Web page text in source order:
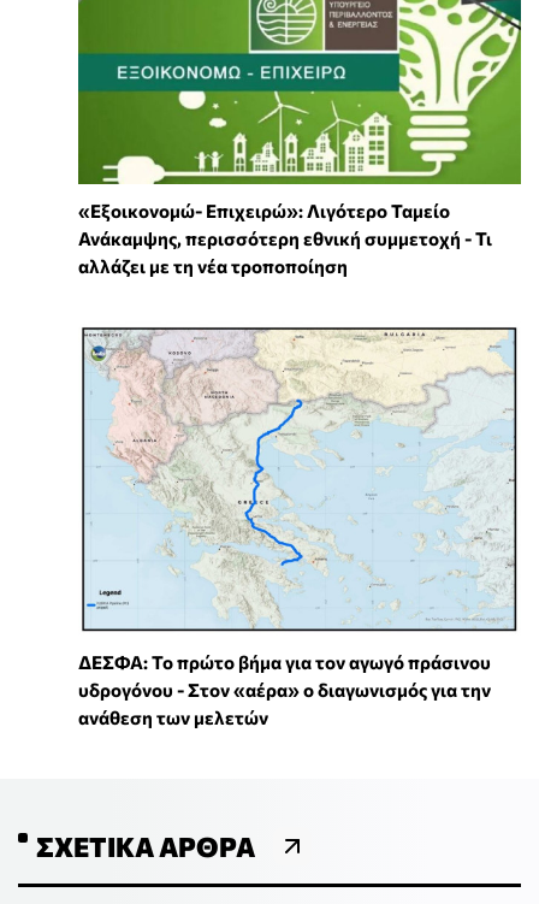
«Εξοικονομώ- Επιχειρώ»: Λιγότερο Ταμείο
Ανάκαμψης, περισσότερη εθνική συμμετοχή - Τι
αλλάζει με τη νέα τροποποίηση
ΔΕΣΦΑ: Το πρώτο βήμα για τον αγωγό πράσινου
υδρογόνου - Στον «αέρα» ο διαγωνισμός για την
ανάθεση των μελετών
ΣΧΕΤΙΚΆ ΆΡΘΡΑ